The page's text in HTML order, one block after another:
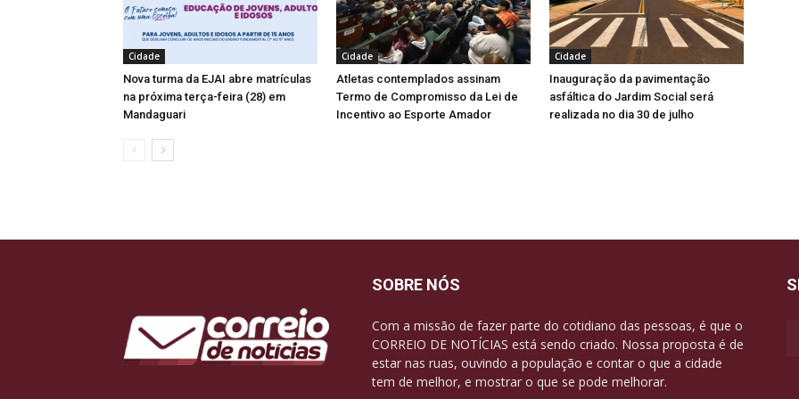
Cidade
Nova turma da EJAI abre matrículas
na próxima terça-feira (28) em
Mandaguari
Cidade
Atletas contemplados assinam
Termo de Compromisso da Lei de
Incentivo ao Esporte Amador
Cidade
Inauguração da pavimentação
asfáltica do Jardim Social será
realizada no dia 30 de julho
SOBRE NÓS
Com a missão de fazer parte do cotidiano das pessoas, é que o
CORREIO DE NOTÍCIAS está sendo criado. Nossa proposta é de
estar nas ruas, ouvindo a população e contar o que a cidade
tem de melhor, e mostrar o que se pode melhorar.